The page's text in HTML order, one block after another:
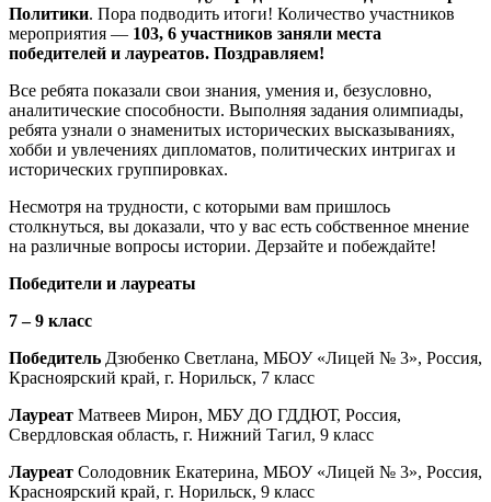
Политики. Пора подводить итоги! Количество участников
мероприятия — 103, 6 участников заняли места
победителей и лауреатов. Поздравляем!
Все ребята показали свои знания, умения и, безусловно,
аналитические способности. Выполняя задания олимпиады,
ребята узнали о знаменитых исторических высказываниях,
хобби и увлечениях дипломатов, политических интригах и
исторических группировках.
Несмотря на трудности, с которыми вам пришлось
столкнуться, вы доказали, что у вас есть собственное мнение
на различные вопросы истории. Дерзайте и побеждайте!
Победители и лауреаты
7 – 9 класс
Победитель Дзюбенко Светлана, МБОУ «Лицей № 3», Россия,
Красноярский край, г. Норильск, 7 класс
Лауреат Матвеев Мирон, МБУ ДО ГДДЮТ, Россия,
Свердловская область, г. Нижний Тагил, 9 класс
Лауреат Солодовник Екатерина, МБОУ «Лицей № 3», Россия,
Красноярский край, г. Норильск, 9 класс